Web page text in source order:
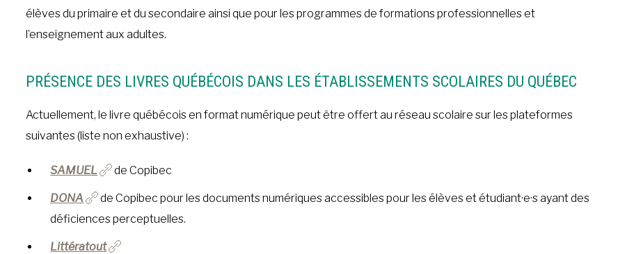
élèves du primaire et du secondaire ainsi que pour les programmes de formations professionnelles et
l’enseignement aux adultes.
PRÉSENCE DES LIVRES QUÉBÉCOIS DANS LES ÉTABLISSEMENTS SCOLAIRES DU QUÉBEC
Actuellement, le livre québécois en format numérique peut être offert au réseau scolaire sur les plateformes
suivantes (liste non exhaustive) :
SAMUEL de Copibec
DONA
de Copibec pour les documents numériques accessibles pour les élèves et étudiant·e·s ayant des
déficiences perceptuelles.
Littératout